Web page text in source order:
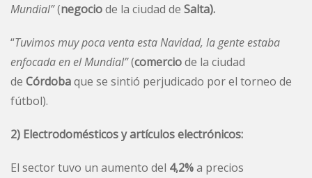
Mundial”(negociode la ciudad de Salta).
“Tuvimos muy poca venta esta Navidad, la gente estaba
enfocada en el Mundial”(comerciode la ciudad
de Córdobaque se sintió perjudicado por el torneo de
fútbol).
2) Electrodomésticos y artículos electrónicos:
El sector tuvo un aumento del 4,2%a precios